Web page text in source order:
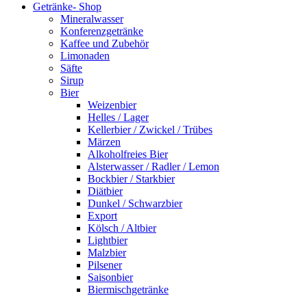
Getränke- Shop
Mineralwasser
Konferenzgetränke
Kaffee und Zubehör
Limonaden
Säfte
Sirup
Bier
Weizenbier
Helles / Lager
Kellerbier / Zwickel / Trübes
Märzen
Alkoholfreies Bier
Alsterwasser / Radler / Lemon
Bockbier / Starkbier
Diätbier
Dunkel / Schwarzbier
Export
Kölsch / Altbier
Lightbier
Malzbier
Pilsener
Saisonbier
Biermischgetränke